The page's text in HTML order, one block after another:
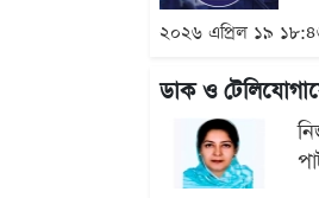
২০২৬ এপ্রিল ১৯
ডাক ও